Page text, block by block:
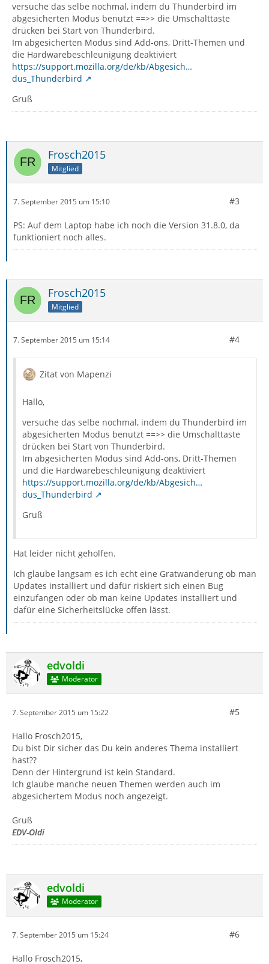
versuche das selbe nochmal, indem du Thunderbird im
abgesicherten Modus benutzt ==>> die Umschalttaste
drücken bei Start von Thunderbird.
Im abgesicherten Modus sind Add-ons, Dritt-Themen und
die Hardwarebeschleunigung deaktiviert
https://support.mozilla.org/de/kb/Abgesich…
dus_Thunderbird
Gruß
Frosch2015
Mitglied
7. September 2015 um 15:10 #3
PS: Auf dem Laptop habe ich noch die Version 31.8.0, da
funktioniert noch alles.
Frosch2015
Mitglied
7. September 2015 um 15:14 #4
Zitat von Mapenzi
Hallo,
versuche das selbe nochmal, indem du Thunderbird im
abgesicherten Modus benutzt ==>> die Umschalttaste
drücken bei Start von Thunderbird.
Im abgesicherten Modus sind Add-ons, Dritt-Themen
und die Hardwarebeschleunigung deaktiviert
https://support.mozilla.org/de/kb/Abgesich…
dus_Thunderbird
Gruß
Hat leider nicht geholfen.
Ich glaube langsam es ich echt eine Gratwanderung ob man
Updates installiert und dafür riskiert sich einen Bug
einzufangen oder ob man keine Updates installiert und
dafür eine Sicherheitslücke offen lässt.
edvoldi
Moderator
7. September 2015 um 15:22 #5
Hallo Frosch2015,
Du bist Dir sicher das Du kein anderes Thema installiert
hast??
Denn der Hintergrund ist kein Standard.
Ich glaube manche neuen Themen werden auch im
abgesichertem Modus noch angezeigt.
Gruß
EDV-Oldi
edvoldi
Moderator
7. September 2015 um 15:24 #6
Hallo Frosch2015,